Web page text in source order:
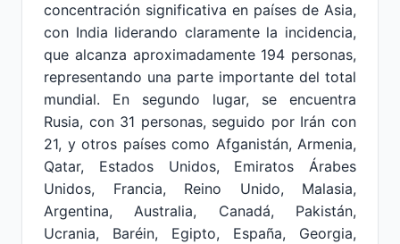
concentración significativa en países de Asia,
con India liderando claramente la incidencia,
que alcanza aproximadamente 194 personas,
representando una parte importante del total
mundial. En segundo lugar, se encuentra
Rusia, con 31 personas, seguido por Irán con
21, y otros países como Afganistán, Armenia,
Qatar, Estados Unidos, Emiratos Árabes
Unidos, Francia, Reino Unido, Malasia,
Argentina, Australia, Canadá, Pakistán,
Ucrania, Baréin, Egipto, España, Georgia,